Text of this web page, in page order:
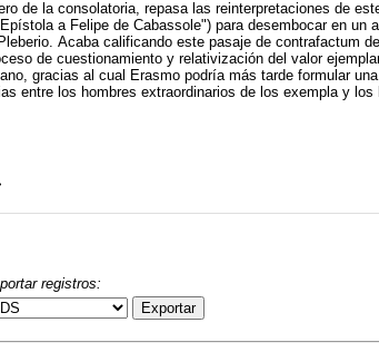
de la consolatoria, repasa las reinterpretaciones de
a Felipe de Cabassole") para desembocar en un
Acaba calificando este pasaje de contrafactum
de cuestionamiento y relativización del valor
gracias al cual Erasmo podría más tarde formular
entre los hombres extraordinarios de los exempla y los
registros:
Exportar